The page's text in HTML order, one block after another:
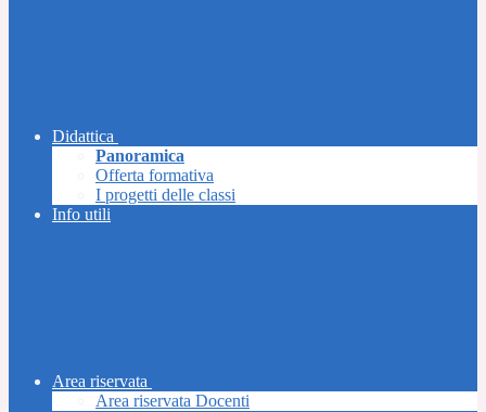
Didattica
Panoramica
Offerta formativa
I progetti delle classi
Info utili
Area riservata
Area riservata Docenti